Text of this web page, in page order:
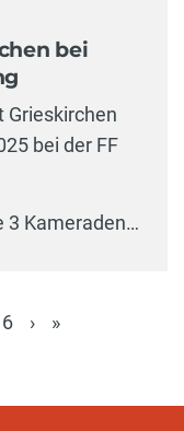
bei
Grieskirchen
bei der FF
3 Kameraden…
6 › »